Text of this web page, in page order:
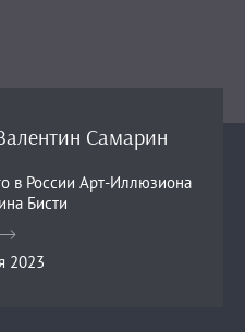
Самарин
в России Арт-Иллюзиона
Бисти
2023